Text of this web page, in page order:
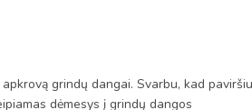
grindų dangai. Svarbu, kad
dėmesys į grindų dangos